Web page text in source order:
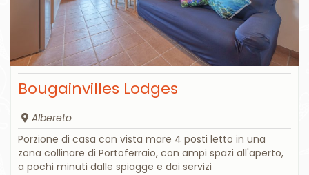
Bougainvilles Lodges
Albereto
Porzione di casa con vista mare 4 posti letto in una
zona collinare di Portoferraio, con ampi spazi all'aperto,
a pochi minuti dalle spiagge e dai servizi